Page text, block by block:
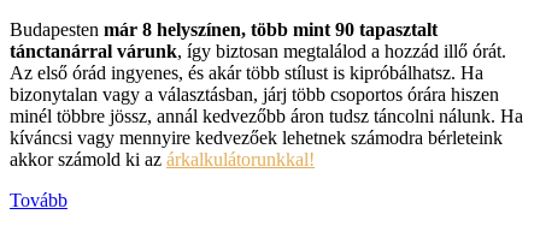
Budapesten már 8 helyszínen, több mint 90 tapasztalt
tánctanárral várunk, így biztosan megtalálod a hozzád illő órát.
Az első órád ingyenes, és akár több stílust is kipróbálhatsz. Ha
bizonytalan vagy a választásban, járj több csoportos órára hiszen
minél többre jössz, annál kedvezőbb áron tudsz táncolni nálunk. Ha
kíváncsi vagy mennyire kedvezőek lehetnek számodra bérleteink
akkor számold ki az árkalkulátorunkkal!
Tovább